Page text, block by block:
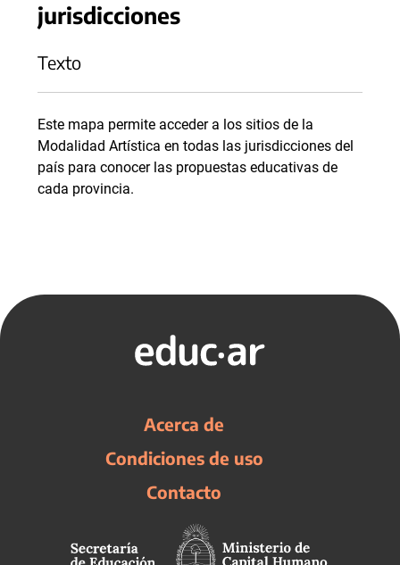
jurisdicciones
Texto
Este mapa permite acceder a los sitios de la
Modalidad Artística en todas las jurisdicciones del
país para conocer las propuestas educativas de
cada provincia.
Acerca de
Condiciones de uso
Contacto